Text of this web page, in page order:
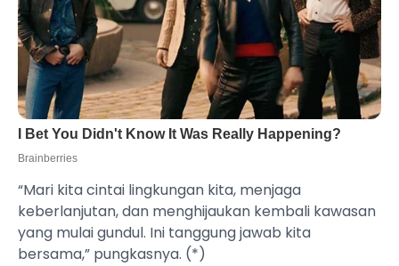
“Mari kita cintai lingkungan kita, menjaga
keberlanjutan, dan menghijaukan kembali kawasan
yang mulai gundul. Ini tanggung jawab kita
bersama,” pungkasnya. (*)